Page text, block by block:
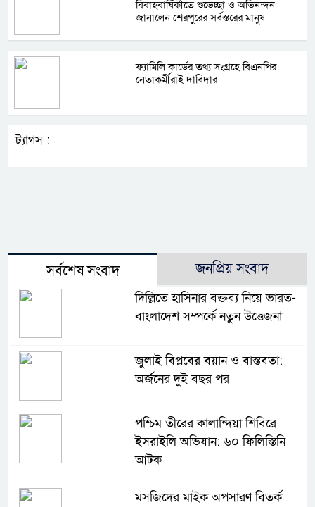
বিবাহবার্ষিকীতে শুভেচ্ছা ও অভিনন্দন
জানালেন শেরপুরের সর্বস্তরের মানুষ
ফ্যামিলি কার্ডের তথ্য সংগ্রহে বিএনপির
নেতাকর্মীরাই দাবিদার
ট্যাগস :
সর্বশেষ সংবাদ জনপ্রিয় সংবাদ
দিল্লিতে হাসিনার বক্তব্য নিয়ে ভারত-
বাংলাদেশ সম্পর্কে নতুন উত্তেজনা
জুলাই বিপ্লবের বয়ান ও বাস্তবতা:
অর্জনের দুই বছর পর
পশ্চিম তীরের কালান্দিয়া শিবিরে
ইসরাইলি অভিযান: ৬০ ফিলিস্তিনি
আটক
মসজিদের মাইক অপসারণ বিতর্ক